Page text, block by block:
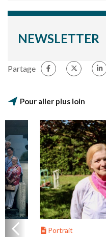
NEWSLETTER
Partage
Pour aller plus loin
Portrait